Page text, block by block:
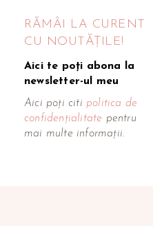
RĂMÂI LA CURENT
CU NOUTĂȚILE!
Aici te poți abona la
newsletter-ul meu
Aici poți citi politica de
confidențialitate pentru
mai multe informații.